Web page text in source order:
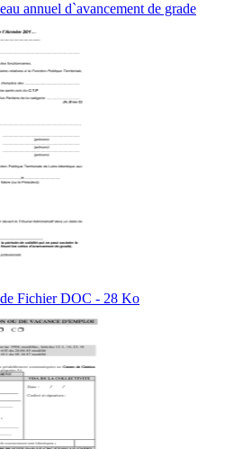
annuel d`avancement de grade
Fichier DOC - 28 Ko